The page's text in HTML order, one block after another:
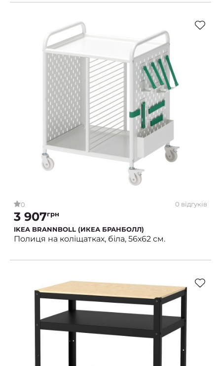
0 0 відгуків
3 907грн
IKEA BRANNBOLL (ИКЕА БРАНБОЛЛ)
Полиця на коліщатках, біла, 56х62 см.